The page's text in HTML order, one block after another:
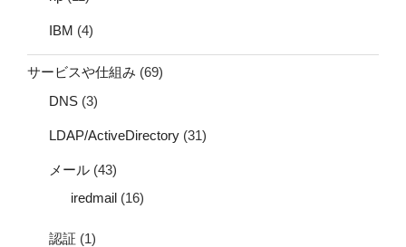
IBM (4)
サービスや仕組み (69)
DNS (3)
LDAP/ActiveDirectory (31)
メール (43)
iredmail (16)
認証 (1)